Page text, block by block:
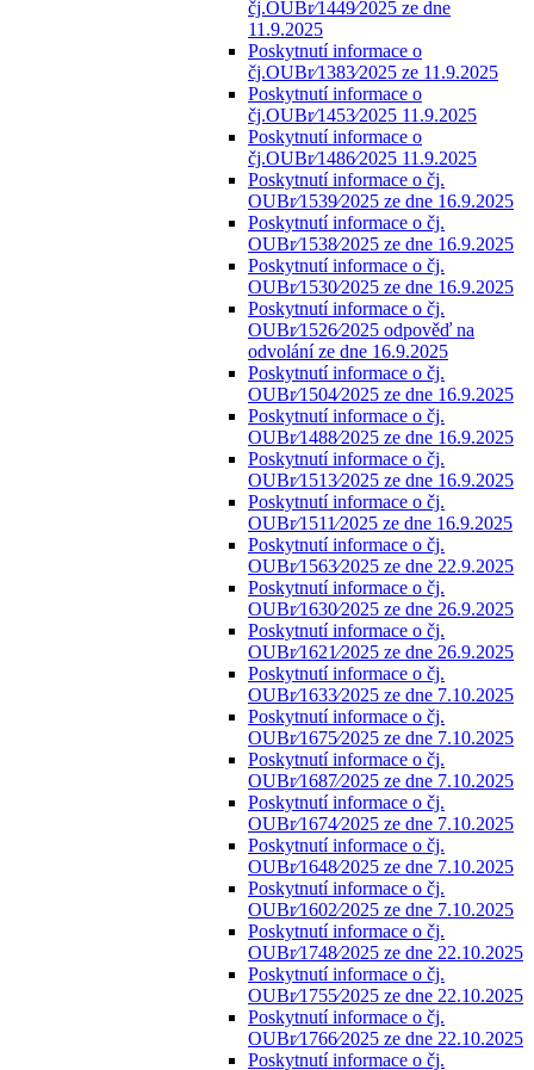
čj.OUBr⁄1449⁄2025 ze dne
11.9.2025
Poskytnutí informace o
čj.OUBr⁄1383⁄2025 ze 11.9.2025
Poskytnutí informace o
čj.OUBr⁄1453⁄2025 11.9.2025
Poskytnutí informace o
čj.OUBr⁄1486⁄2025 11.9.2025
Poskytnutí informace o čj.
OUBr⁄1539⁄2025 ze dne 16.9.2025
Poskytnutí informace o čj.
OUBr⁄1538⁄2025 ze dne 16.9.2025
Poskytnutí informace o čj.
OUBr⁄1530⁄2025 ze dne 16.9.2025
Poskytnutí informace o čj.
OUBr⁄1526⁄2025 odpověď na
odvolání ze dne 16.9.2025
Poskytnutí informace o čj.
OUBr⁄1504⁄2025 ze dne 16.9.2025
Poskytnutí informace o čj.
OUBr⁄1488⁄2025 ze dne 16.9.2025
Poskytnutí informace o čj.
OUBr⁄1513⁄2025 ze dne 16.9.2025
Poskytnutí informace o čj.
OUBr⁄1511⁄2025 ze dne 16.9.2025
Poskytnutí informace o čj.
OUBr⁄1563⁄2025 ze dne 22.9.2025
Poskytnutí informace o čj.
OUBr⁄1630⁄2025 ze dne 26.9.2025
Poskytnutí informace o čj.
OUBr⁄1621⁄2025 ze dne 26.9.2025
Poskytnutí informace o čj.
OUBr⁄1633⁄2025 ze dne 7.10.2025
Poskytnutí informace o čj.
OUBr⁄1675⁄2025 ze dne 7.10.2025
Poskytnutí informace o čj.
OUBr⁄1687⁄2025 ze dne 7.10.2025
Poskytnutí informace o čj.
OUBr⁄1674⁄2025 ze dne 7.10.2025
Poskytnutí informace o čj.
OUBr⁄1648⁄2025 ze dne 7.10.2025
Poskytnutí informace o čj.
OUBr⁄1602⁄2025 ze dne 7.10.2025
Poskytnutí informace o čj.
OUBr⁄1748⁄2025 ze dne 22.10.2025
Poskytnutí informace o čj.
OUBr⁄1755⁄2025 ze dne 22.10.2025
Poskytnutí informace o čj.
OUBr⁄1766⁄2025 ze dne 22.10.2025
Poskytnutí informace o čj.